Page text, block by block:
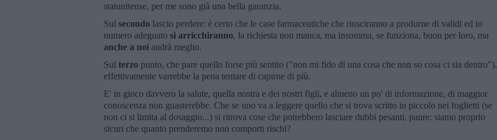
statunitense, per me sono già una bella garanzia.
Sul secondo lascio perdere: è certo che le case farmaceutiche che riusciranno a produrne di validi ed in
numero adeguato si arricchiranno, la richiesta non manca, ma insomma, se funziona, buon per loro, ma
anche a noi andrà meglio.
Sul terzo punto, che pare quello forse più sentito ("non mi fido di una cosa che non so cosa ci sia dentro"),
effettivamente varrebbe la pena tentare di capirne di più.
E' in gioco davvero la salute, quella nostra e dei nostri figli, e almeno un po' di informazione, di maggior
conoscenza non guasterebbe. Che se uno va a leggere quello che si trova scritto in piccolo nei foglietti (se
non ci si limita al dosaggio...) si ritrova cose che potrebbero lasciare dubbi pesanti, paure: siamo proprio
sicuri che quanto prenderemo non comporti rischi?